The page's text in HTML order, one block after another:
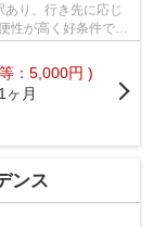
り、行き先に応じ
性が高く好条件で
：5,000円 )
1ヶ月
ンス